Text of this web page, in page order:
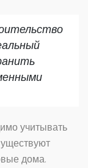
учитывать
дома.